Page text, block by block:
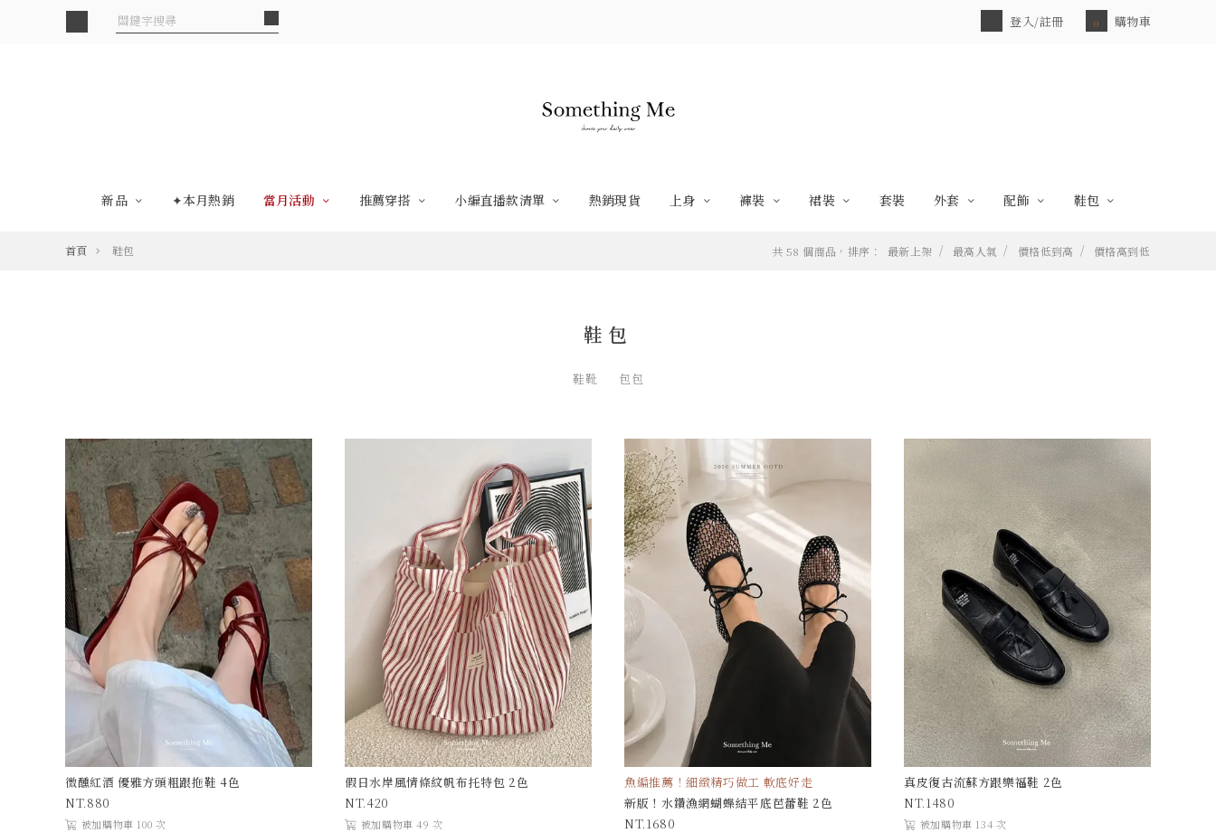
登入/註冊 購物車
0
新品 ✦本月熱銷 當月活動 推薦穿搭 小編直播款清單 熱銷現貨 上身 褲裝 裙裝 套裝 外套 配飾 鞋包
首頁 鞋包 共 58 個商品，排序： 最新上架 最高人氣 價格低到高 價格高到低
鞋包
鞋靴 包包
微醺紅酒 優雅方頭粗跟拖鞋 4色
880
被加購物車 100 次
假日水岸風情條紋帆布托特包 2色
420
被加購物車 49 次
魚編推薦！細緻精巧做工 軟底好走
新版！水鑽漁網蝴蝶結平底芭蕾鞋 2色
1680
真皮復古流蘇方跟樂福鞋 2色
1480
被加購物車 134 次